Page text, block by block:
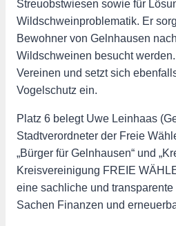
Streuobstwiesen sowie für
Wildschweinproblematik. Er
Bewohner von Gelnhausen
Wildschweinen besucht
Vereinen und setzt sich
Vogelschutz ein.
Platz 6 belegt Uwe Leinhaas
Stadtverordneter der Freie
„Bürger für Gelnhausen“ und
Kreisvereinigung FREIE
eine sachliche und
Sachen Finanzen und